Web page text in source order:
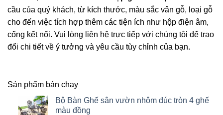
cầu của quý khách, từ kích thước, màu sắc vân gỗ, loại gỗ
cho đến việc tích hợp thêm các tiện ích như hộp điện âm,
cổng kết nối. Vui lòng liên hệ trực tiếp với chúng tôi để trao
đổi chi tiết về ý tưởng và yêu cầu tùy chỉnh của bạn.
Sản phẩm bán chạy
Bộ Bàn Ghế sân vườn nhôm đúc tròn 4 ghế
màu đồng